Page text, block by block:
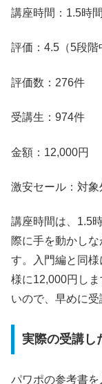
講座時間：1.5時間
評価：4.5（5段階
評価数：276件
受講生：974件
金額：12,000円
激安セール：対象
講座時間は、1.5
際に手を動かし
す。入門編と同
様に12,000円し
いので、早めに受
実際の受講し
パワポの参考書